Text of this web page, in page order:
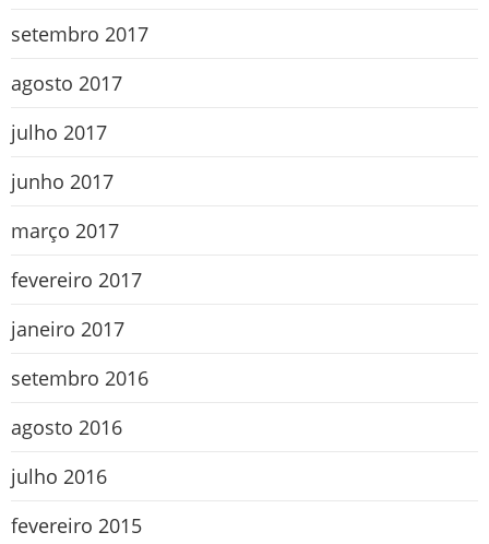
setembro 2017
agosto 2017
julho 2017
junho 2017
março 2017
fevereiro 2017
janeiro 2017
setembro 2016
agosto 2016
julho 2016
fevereiro 2015